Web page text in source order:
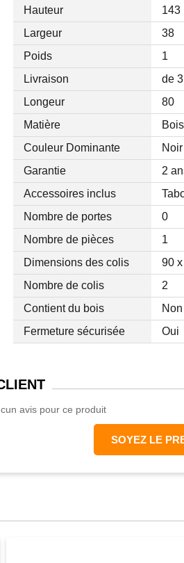
Hauteur
143
Largeur
38
Poids
1
Livraison
de
Longeur
80
Matière
Bois
Couleur Dominante
Noir
Garantie
2
Accessoires inclus
Nombre de portes
0
Nombre de pièces
1
Dimensions des colis
90
Nombre de colis
2
Contient du bois
Non
Fermeture sécurisée
Oui
avis pour ce produit
SOYEZ LE